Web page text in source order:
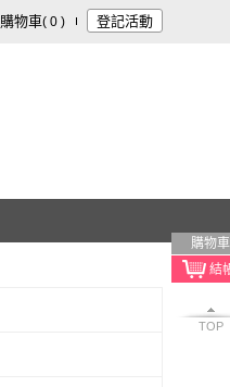
購物車( 0 ) 登記活動
購物車
TOP